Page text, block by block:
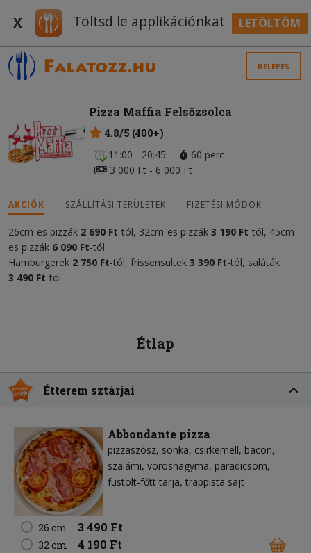
X Töltsd le applikációnkat LETÖLTÖM
BELÉPÉS
Pizza Maffia Felsőzsolca
4.8/5 (400+)
11:00 - 20:45
60 perc
3 000 Ft - 6 000 Ft
AKCIÓK SZÁLLÍTÁSI TERÜLETEK FIZETÉSI MÓDOK
26cm-es pizzák 2 690 Ft-tól, 32cm-es pizzák 3 190 Ft-tól, 45cm-
es pizzák 6 090 Ft-tól
Hamburgerek 2 750 Ft-tól, frissensültek 3 390 Ft-tól, saláták
3 490 Ft-tól
Étlap
Étterem sztárjai
Abbondante pizza
pizzaszósz sonka csirkemell bacon
szalámi vöröshagyma paradicsom
füstölt-főtt tarja trappista sajt
26 cm 3 490 Ft
32 cm 4 190 Ft